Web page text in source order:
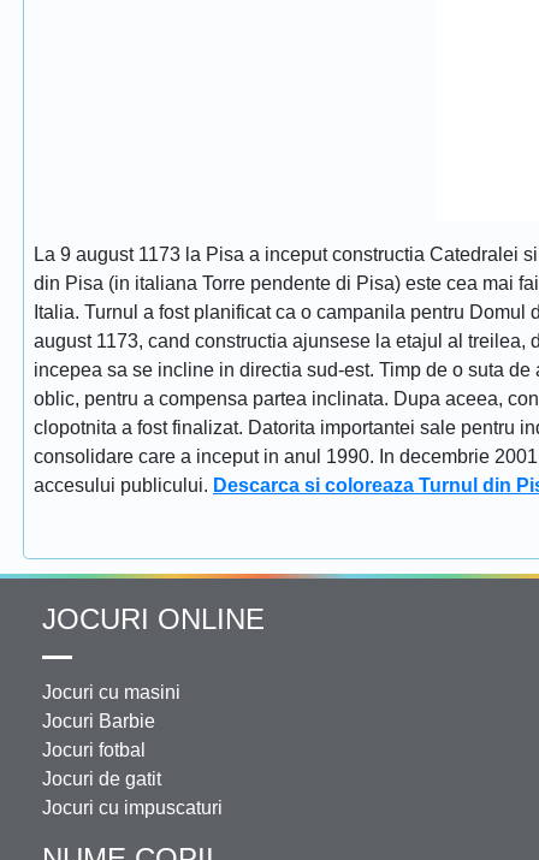
La 9 august 1173 la Pisa a inceput constructia Catedralei
din Pisa (in italiana Torre pendente di Pisa) este cea mai
Italia. Turnul a fost planificat ca o campanila pentru
august 1173, cand constructia ajunsese la etajul al
incepea sa se incline in directia sud-est. Timp de o suta
oblic, pentru a compensa partea inclinata. Dupa aceea,
clopotnita a fost finalizat. Datorita importantei sale pentru
consolidare care a inceput in anul 1990. In decembrie
accesului publicului. Descarca si coloreaza Turnul din
JOCURI ONLINE
Jocuri cu masini
Jocuri Barbie
Jocuri fotbal
Jocuri de gatit
Jocuri cu impuscaturi